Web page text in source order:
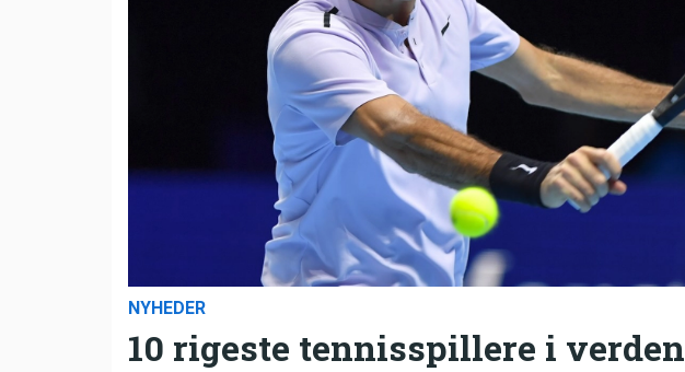
NYHEDER
10 rigeste tennisspillere i verden